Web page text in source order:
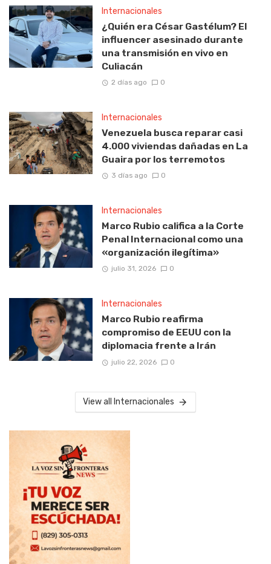
Internacionales
¿Quién era César Gastélum? El
influencer asesinado durante
una transmisión en vivo en
Culiacán
2 días ago 0
Internacionales
Venezuela busca reparar casi
4.000 viviendas dañadas en La
Guaira por los terremotos
3 días ago 0
Internacionales
Marco Rubio califica a la Corte
Penal Internacional como una
«organización ilegítima»
julio 31, 2026 0
Internacionales
Marco Rubio reafirma
compromiso de EEUU con la
diplomacia frente a Irán
julio 22, 2026 0
View all Internacionales